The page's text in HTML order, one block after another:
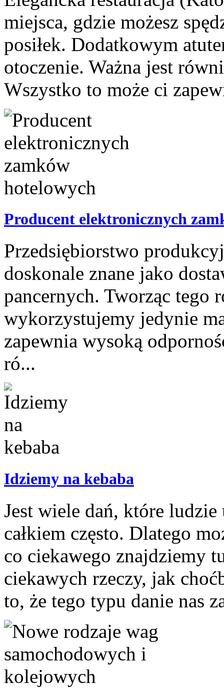
miejsca, gdzie możesz
posiłek. Dodatkowym
otoczenie. Ważna jest
Wszystko to może ci
Producent elektronicznych
Przedsiębiorstwo
doskonale znane jako
pancernych. Tworząc tego
wykorzystujemy jedynie
zapewnia wysoką
ró...
Idziemy na kebaba
Jest wiele dań, które
całkiem często. Dlatego
co ciekawego znajdziemy
ciekawych rzeczy, jak
to, że tego typu danie nas